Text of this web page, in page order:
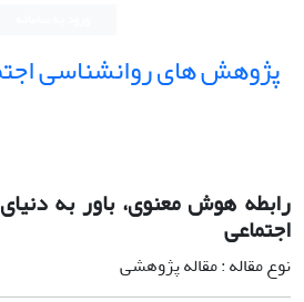
پژوهش های روانشناسی
رابطه هوش معنوی، باور به
اجتماعی
نوع مقاله : مقاله پژوهشی